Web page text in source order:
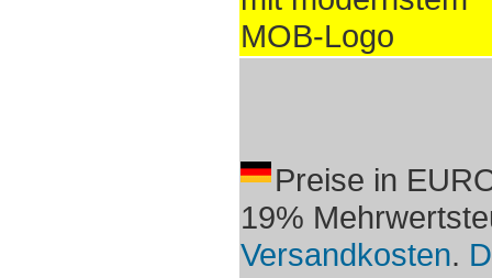
MOB-Logo
Preise in
19%
Versandkosten.